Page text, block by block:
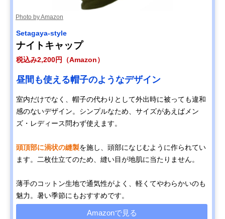
Photo by Amazon
Setagaya-style
ナイトキャップ
税込み2,200円（Amazon）
昼間も使える帽子のようなデザイン
室内だけでなく、帽子の代わりとして外出時に被っても違和
感のないデザイン。シンプルなため、サイズがあえばメン
ズ・レディース問わず使えます。
頭頂部に渦状の縫製を施し、頭部になじむように作られてい
ます。二枚仕立てのため、縫い目が地肌に当たりません。
薄手のコットン生地で通気性がよく、軽くてやわらかいのも
魅力。暑い季節にもおすすめです。
Amazonで見る